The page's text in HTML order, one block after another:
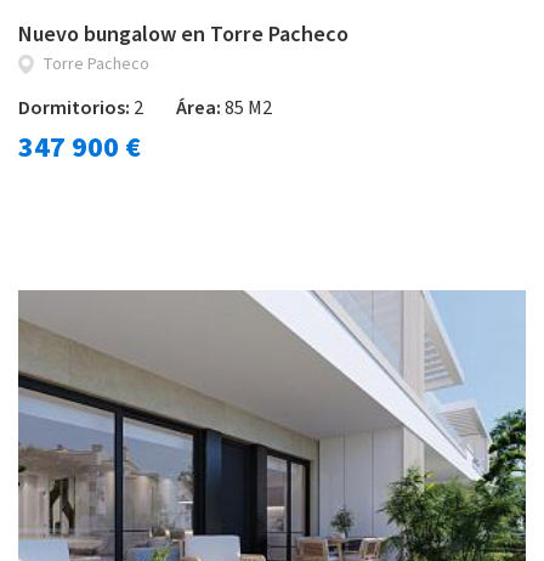
Nuevo bungalow en Torre Pacheco
Torre Pacheco
Dormitorios: 2 Área:85 M2
347 900 €